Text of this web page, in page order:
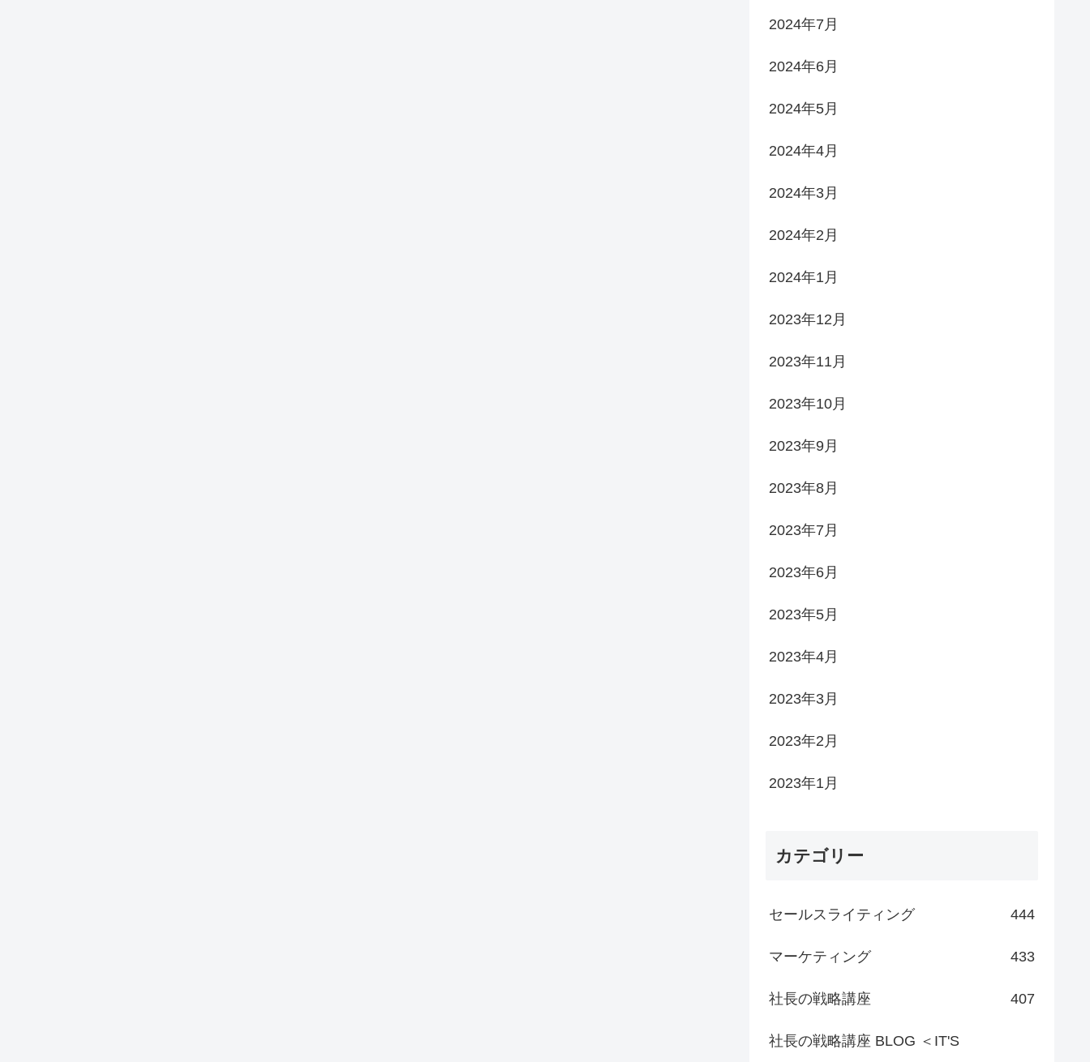
2024年7月
2024年6月
2024年5月
2024年4月
2024年3月
2024年2月
2024年1月
2023年12月
2023年11月
2023年10月
2023年9月
2023年8月
2023年7月
2023年6月
2023年5月
2023年4月
2023年3月
2023年2月
2023年1月
カテゴリー
セールスライティング 444
マーケティング 433
社長の戦略講座 407
社長の戦略講座 BLOG ＜IT'S